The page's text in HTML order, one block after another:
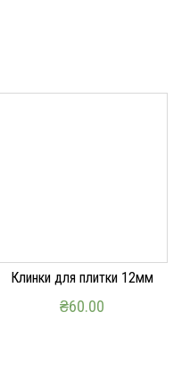
Клинки для плитки 12мм
₴60.00